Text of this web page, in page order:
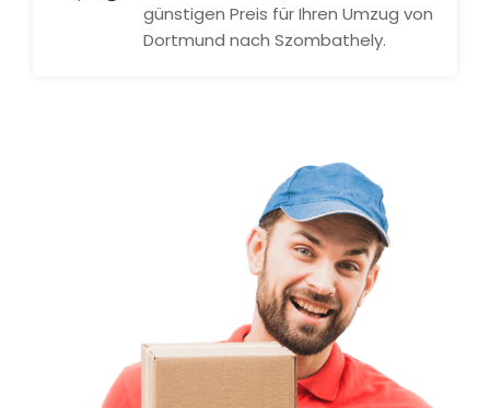
günstigen Preis für Ihren Umzug von
Dortmund nach Szombathely.